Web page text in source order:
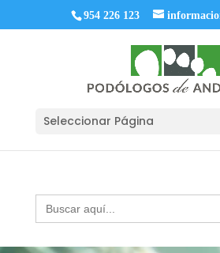
954 226 123
Seleccionar Página
Buscar: